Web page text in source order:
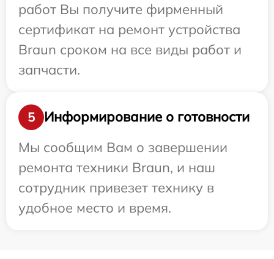
работ Вы получите фирменный
сертификат на ремонт устройства
Braun сроком на все виды работ и
запчасти.
5
Информирование о готовности
Мы сообщим Вам о завершении
ремонта техники Braun, и наш
сотрудник привезет технику в
удобное место и время.